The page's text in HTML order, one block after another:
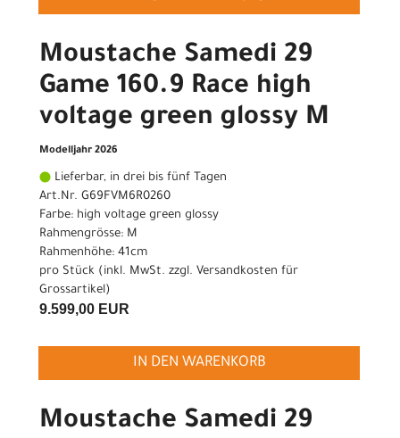
Moustache Samedi 29
Game 160.9 Race high
voltage green glossy M
Modelljahr 2026
Lieferbar, in drei bis fünf Tagen
Art.Nr. G69FVM6R0260
Farbe: high voltage green glossy
Rahmengrösse: M
Rahmenhöhe: 41cm
pro Stück (inkl. MwSt. zzgl. Versandkosten für
Grossartikel)
9.599,00 EUR
IN DEN WARENKORB
Moustache Samedi 29